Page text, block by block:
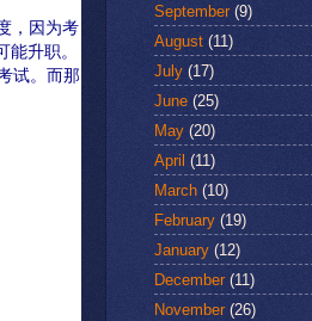
，因为考
升职。
试。而那
September(9)
August (11)
July (17)
June (25)
May (20)
April (11)
March (10)
February (19)
January (12)
December(11)
November(26)